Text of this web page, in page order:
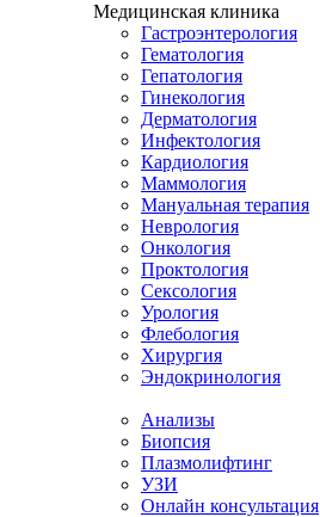
Медицинская клиника
Гастроэнтерология
Гематология
Гепатология
Гинекология
Дерматология
Инфектология
Кардиология
Маммология
Мануальная терапия
Неврология
Онкология
Проктология
Сексология
Урология
Флебология
Хирургия
Эндокринология
Анализы
Биопсия
Плазмолифтинг
УЗИ
Онлайн консультация